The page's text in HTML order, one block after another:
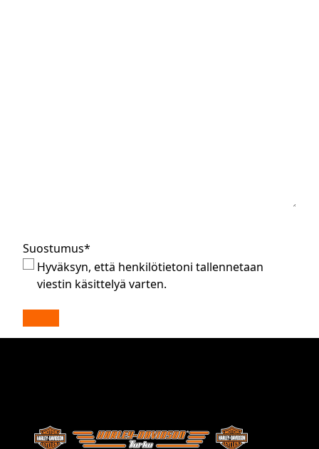
Suostumus*
Hyväksyn, että henkilötietoni tallennetaan
viestin käsittelyä varten.